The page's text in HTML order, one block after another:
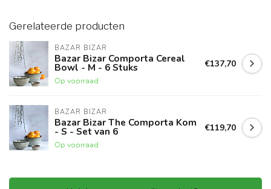
Gerelateerde producten
BAZAR BIZAR
Bazar Bizar Comporta Cereal
Bowl - M - 6 Stuks
Op voorraad
€137,70
BAZAR BIZAR
Bazar Bizar The Comporta Kom
- S - Set van 6
Op voorraad
€119,70